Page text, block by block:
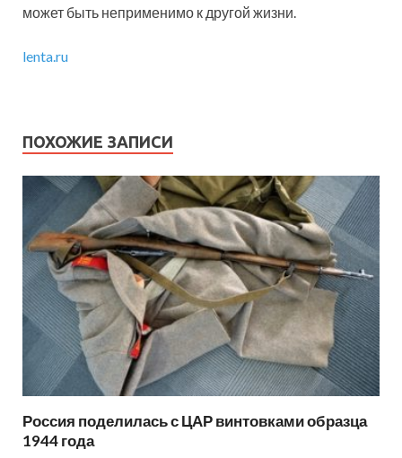
может быть неприменимо к другой жизни.
lenta.ru
ПОХОЖИЕ ЗАПИСИ
Россия поделилась с ЦАР винтовками образца
1944 года